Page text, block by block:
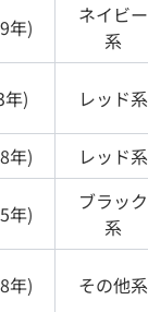
年)
ネイビー
系
年) レッド系
年) レッド系
年)
ブラック
系
年) その他系